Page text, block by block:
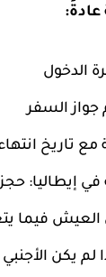
الدخول
السفر
تاريخ
في إيطاليا:
فيما
لم يكن